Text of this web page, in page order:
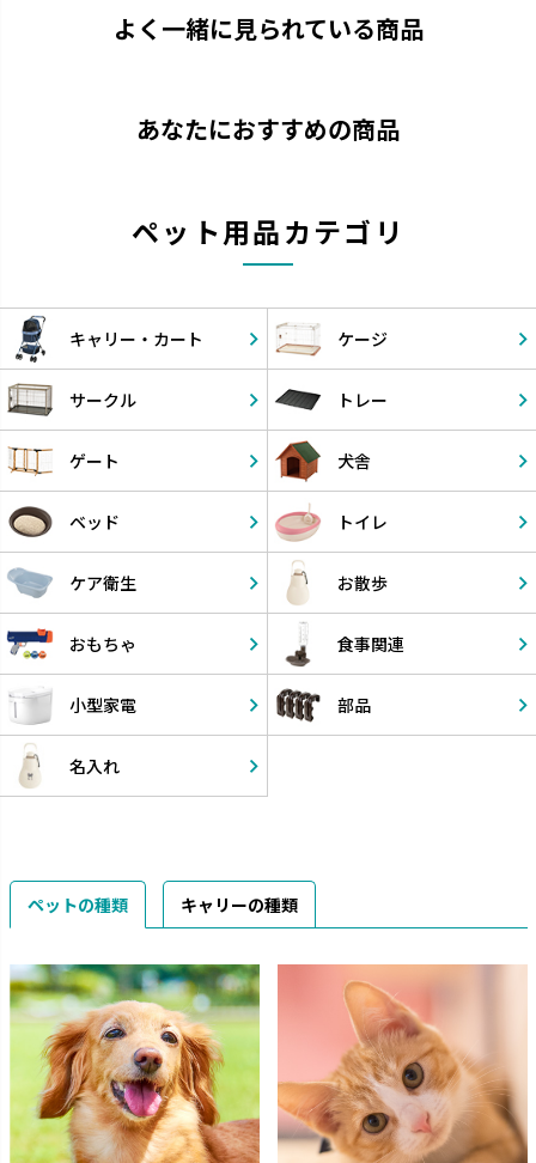
よく一緒に見られている商品
あなたにおすすめの商品
ペット用品カテゴリ
キャリー・ カート ケージ
サークル トレー
ゲート 犬舎
ベッド トイレ
ケア衛生 お散歩
おもちゃ 食事関連
小型家電 部品
名入れ
ペットの種類 キャリーの種類